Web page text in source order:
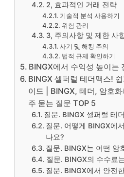
2, 효과적인 거래 전략
기술적 분석 사용하기
위험 관리
3, 주의사항 및 제한 사
사기 및 해킹 주의
법적 규제 확인하기
BINGX에서 수익성 높이는
BINGX 셀퍼럴 테더맥스!
이드 | BINGX, 테더, 암호
주 묻는 질문 TOP 5
질문. BINGX 셀퍼럴 테
질문. 어떻게 BINGX에
나요?
질문. BINGX는 어떤 암
질문. BINGX의 수수료
질문. BINGX에서 안전